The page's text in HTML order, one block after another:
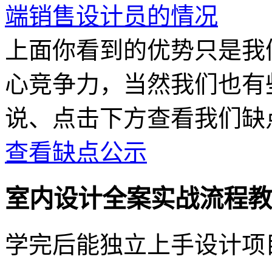
端销售设计员的情况
上面你看到的优势只是
心竞争力，当然我们也
说、点击下方查看我们缺
查看缺点公示
室内设计全案实战流程
学完后能独立上手设计